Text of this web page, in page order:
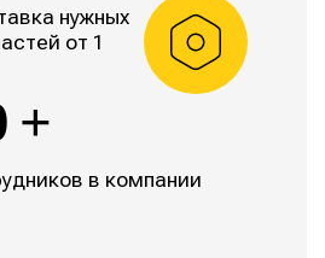
нужных
от 1
+
в компании